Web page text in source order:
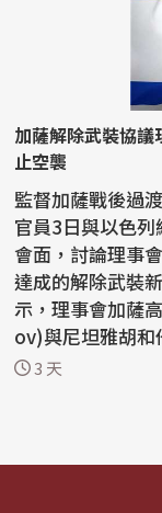
加薩解除武裝協
止空襲
監督加薩戰後過
官員3日與以色
會面，討論理事
達成的解除武裝新協議。 和平理事
示，理事會加薩
ov)與尼坦雅胡和
談。 ...
3 天